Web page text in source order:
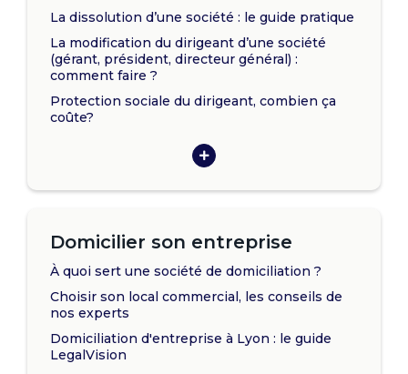
La dissolution d’une société : le guide pratique
La modification du dirigeant d’une société
(gérant, président, directeur général) :
comment faire ?
Protection sociale du dirigeant, combien ça
coûte?
Domicilier son entreprise
À quoi sert une société de domiciliation ?
Choisir son local commercial, les conseils de
nos experts
Domiciliation d'entreprise à Lyon : le guide
LegalVision